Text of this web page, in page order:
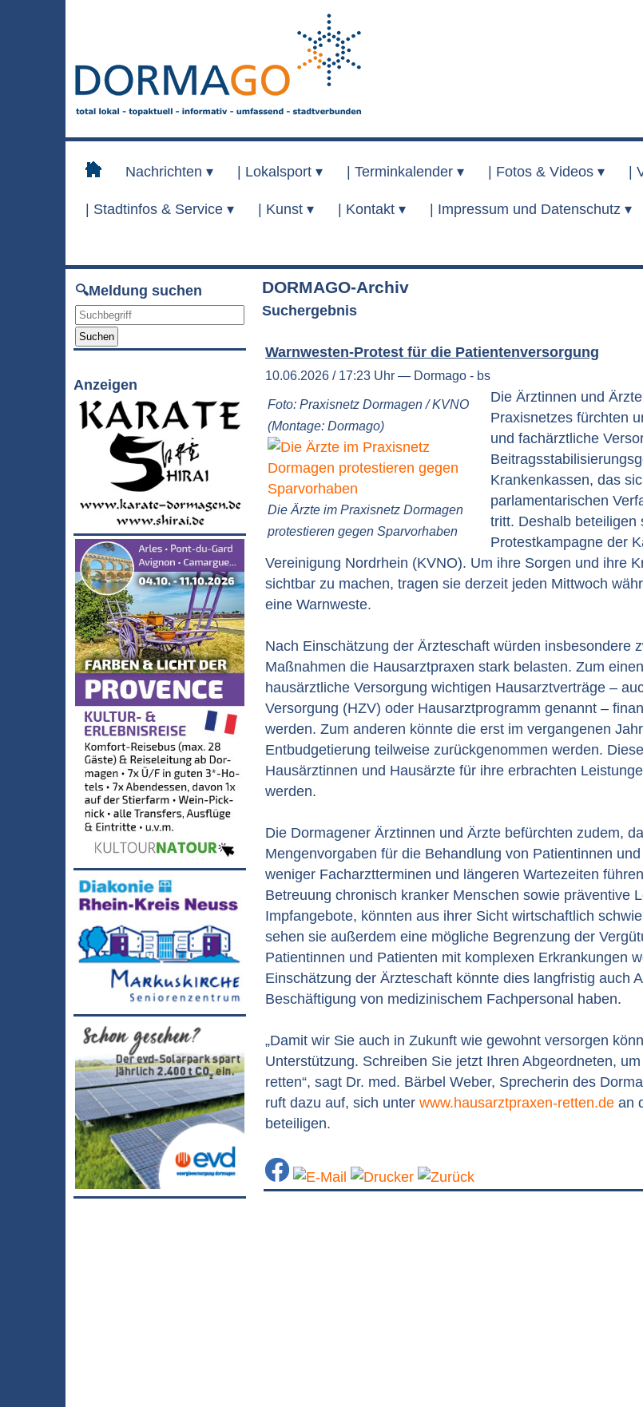
Nachrichten ▾ Lokalsport ▾ Terminkalender ▾ Fotos & Videos ▾
Stadtinfos & Service ▾ Kunst ▾ Kontakt ▾ Impressum und Datenschutz ▾
🔍Meldung suchen
Suchen
Anzeigen
DORMAGO-Archiv
Suchergebnis
Warnwesten-Protest für die Patientenversorgung
10.06.2026 / 17:23 Uhr — Dormago - bs
Foto: Praxisnetz Dormagen / KVNO
(Montage: Dormago)
Die Ärzte im Praxisnetz Dormagen
protestieren gegen Sparvorhaben
Die Ärztinnen und
Praxisnetzes fürchten
und fachärztliche
Krankenkassen, das
parlamentarischen
tritt. Deshalb beteiligen
Protestkampagne der
Vereinigung Nordrhein (KVNO). Um ihre Sorgen und ihre
sichtbar zu machen, tragen sie derzeit jeden Mittwoch
eine Warnweste.
Nach Einschätzung der Ärzteschaft würden insbesondere
Maßnahmen die Hausarztpraxen stark belasten. Zum
hausärztliche Versorgung wichtigen Hausarztverträge –
Versorgung (HZV) oder Hausarztprogramm genannt –
werden. Zum anderen könnte die erst im vergangenen
Entbudgetierung teilweise zurückgenommen werden.
Hausärztinnen und Hausärzte für ihre erbrachten
werden.
Die Dormagener Ärztinnen und Ärzte befürchten zudem,
Mengenvorgaben für die Behandlung von Patientinnen
weniger Facharztterminen und längeren Wartezeiten
Betreuung chronisch kranker Menschen sowie präventive
Impfangebote, könnten aus ihrer Sicht wirtschaftlich
sehen sie außerdem eine mögliche Begrenzung der
Patientinnen und Patienten mit komplexen Erkrankungen
Einschätzung der Ärzteschaft könnte dies langfristig auch
Beschäftigung von medizinischem Fachpersonal haben.
„Damit wir Sie auch in Zukunft wie gewohnt versorgen
Unterstützung. Schreiben Sie jetzt Ihren Abgeordneten,
retten“, sagt Dr. med. Bärbel Weber, Sprecherin des
ruft dazu auf, sich unter www.hausarztpraxen-retten.de an
beteiligen.